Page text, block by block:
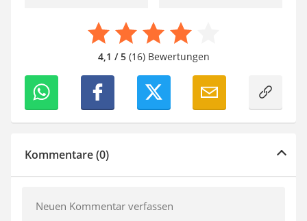
4,1 / 5(16) Bewertungen
Kommentare (0)
Neuen Kommentar verfassen